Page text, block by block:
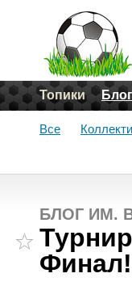
Топики
Все
БЛОГ ИМ.
Финал!